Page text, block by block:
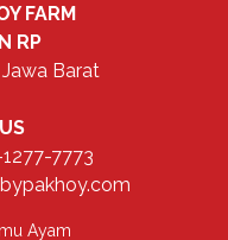
FARM
RP
Barat
7773
Ayam